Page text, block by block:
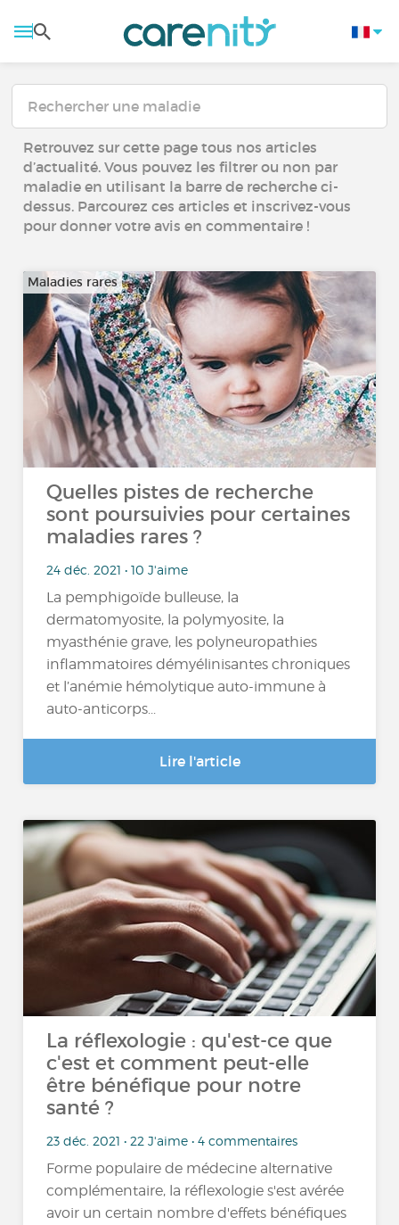
Retrouvez sur cette page tous nos articles
d’actualité. Vous pouvez les filtrer ou non par
maladie en utilisant la barre de recherche ci-
dessus. Parcourez ces articles et inscrivez-vous
pour donner votre avis en commentaire !
Maladies rares
Quelles pistes de recherche
sont poursuivies pour certaines
maladies rares ?
24 déc. 2021 • 10 J'aime
La pemphigoïde bulleuse, la
dermatomyosite, la polymyosite, la
myasthénie grave, les polyneuropathies
inflammatoires démyélinisantes chroniques
et l’anémie hémolytique auto-immune à
auto-anticorps...
Lire l'article
La réflexologie : qu'est-ce que
c'est et comment peut-elle
être bénéfique pour notre
santé ?
23 déc. 2021 • 22 J'aime • 4 commentaires
Forme populaire de médecine alternative
complémentaire, la réflexologie s'est avérée
avoir un certain nombre d'effets bénéfiques